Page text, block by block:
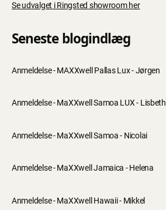
Se udvalget i Ringsted showroom her
Seneste blogindlæg
Anmeldelse - MAXXwell Pallas Lux - Jørgen
Anmeldelse - MaXXwell Samoa LUX - Lisbeth
Anmeldelse - MaXXwell Samoa - Nicolai
Anmeldelse - MaXXwell Jamaica - Helena
Anmeldelse - MaXXwell Hawaii - Mikkel